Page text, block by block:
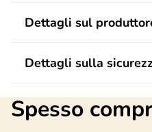
Dettagli sul
Dettagli sulla
Spesso